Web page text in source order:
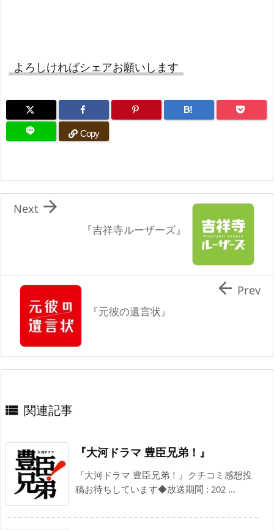
よろしければシェアお願いします
B!
Copy
『吉祥寺ルーザーズ』

Next
『元彼の遺言状』
 Prev
 関連記事
『大河ドラマ 豊臣兄弟！』
『大河ドラマ 豊臣兄弟！』クチコミ感想投
稿お待ちしています◆放送期間 : 202 ...